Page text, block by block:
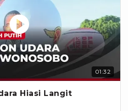
01:32
Hiasi Langit